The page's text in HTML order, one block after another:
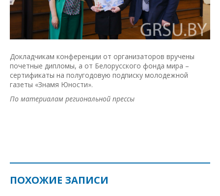
Докладчикам конференции от организаторов вручены
почетные дипломы, а от Белорусского фонда мира –
сертификаты на полугодовую подписку молодежной
газеты «Знамя Юности».
По материалам региональной прессы
ПОХОЖИЕ ЗАПИСИ